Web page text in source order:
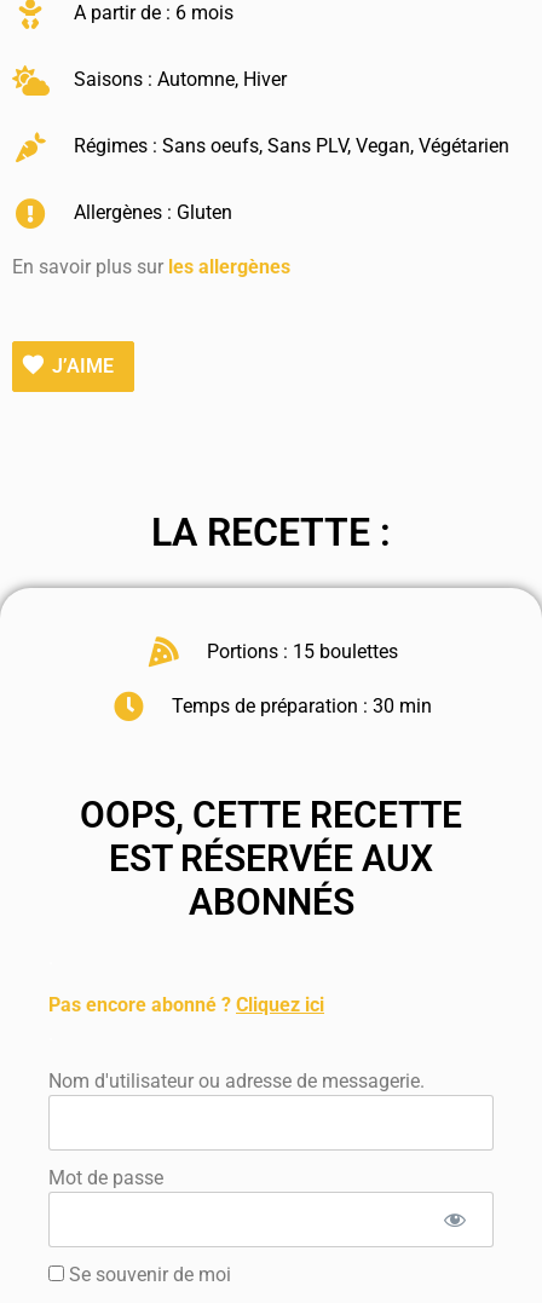
A partir de : 6 mois
Saisons :Automne, Hiver
Régimes :Sans oeufs,Sans PLV,Vegan,Végétarien
Allergènes : Gluten
En savoir plus sur les allergènes
J’AIME
LA RECETTE :
Portions : 15 boulettes
Temps de préparation : 30 min
OOPS, CETTE RECETTE
EST RÉSERVÉE AUX
ABONNÉS
Pas encore abonné ? Cliquez ici
Nom d'utilisateur ou adresse de messagerie.
Mot de passe
Se souvenir de moi